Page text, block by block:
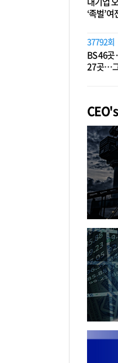
‘족벌’
37792회
BS 46
27곳…그